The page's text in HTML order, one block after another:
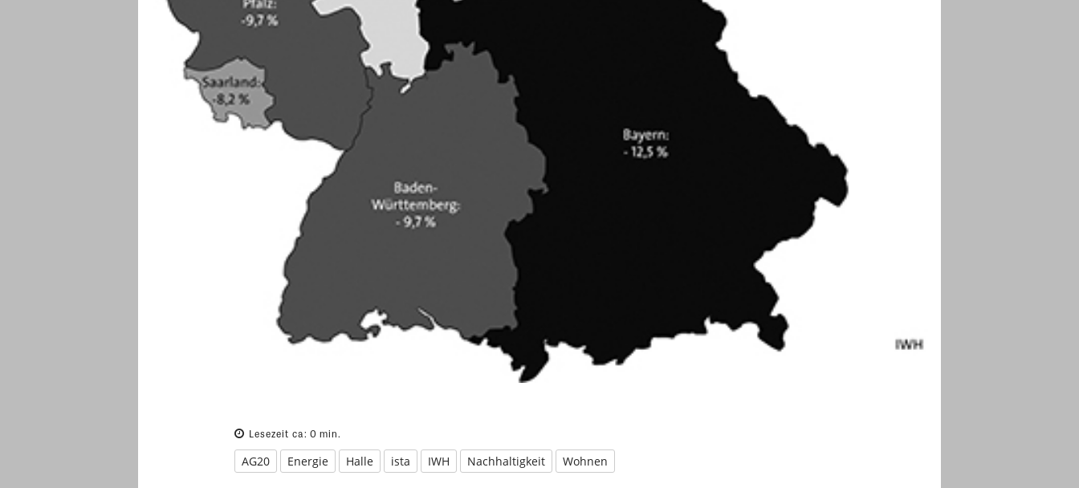
Lesezeit ca: 0 min.
AG20 Energie Halle ista IWH Nachhaltigkeit Wohnen